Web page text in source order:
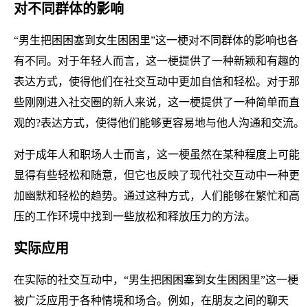
对不同群体的影响
“男生把困困塞到女生困困里”这一梗对不同群体的影响也各
有不同。对于年轻人而言，这一梗提供了一种新颖和有趣的
表达方式，使得他们在社交互动中更加自信和轻松。对于那
些刚刚进入社交圈的新人来说，这一梗提供了一种简单而直
观的?表达方式，使得他们能够更容易地与他人沟通和交流。
对于成年人和职场人士而言，这一梗虽然在某种程度上可能
显得有些轻松和随意，但它也反映了现代社交互动中一种更
加幽默和轻松的趋势。通过这种方式，人们能够在繁忙和高
压的工作环境中找到一些放松和释放压力的方法。
实际应用
在实际的社交互动中，“男生把困困塞到女生困困里”这一梗
被广泛应用于各种情境和场合。例如，在朋友之间的聊天